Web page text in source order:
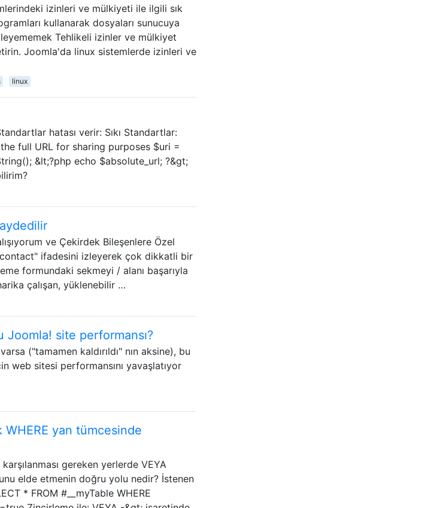
izinleri ve mülkiyeti ile ilgili sık
kullanarak dosyaları sunucuya
Tehlikeli izinler ve mülkiyet
Joomla'da linux sistemlerde izinleri ve
linux
hatası verir: Sıkı Standartlar:
full URL for sharing purposes $uri =
&lt;?php echo $absolute_url; ?&gt;
ve Çekirdek Bileşenlere Özel
ifadesini izleyerek çok dikkatli bir
formundaki sekmeyi / alanı başarıyla
çalışan, yüklenebilir …
Joomla! site performansı?
("tamamen kaldırıldı" nın aksine), bu
web sitesi performansını yavaşlatıyor
yan tümcesinde
gereken yerlerde VEYA
elde etmenin doğru yolu nedir? İstenen
* FROM #__myTable WHERE